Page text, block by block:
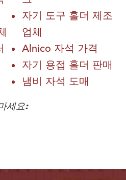
자기 도구 홀더 제조
업체
Alnico 자석 가격
자기 용접 홀더 판매
냄비 자석 도매
세요: